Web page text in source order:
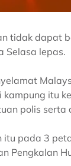
tidak dapat
Selasa lepas.
itu
polis serta
pada 3
Pengkalan